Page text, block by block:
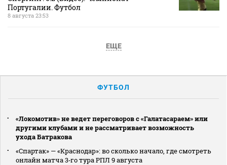
Португалии. Футбол
8 августа 23:53
ЕЩЕ
ФУТБОЛ
«Локомотив» не ведет переговоров с «Галатасараем» или
другими клубами и не рассматривает возможность
ухода Батракова
«Спартак» — «Краснодар»: во сколько начало, где смотреть
онлайн матча 3‑го тура РПЛ 9 августа